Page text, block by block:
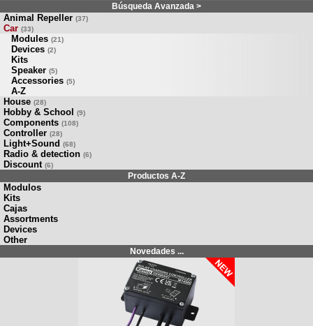
Búsqueda Avanzada >
Animal Repeller (37)
Car (33)
Modules (21)
Devices (2)
Kits
Speaker (5)
Accessories (5)
A-Z
House (28)
Hobby & School (9)
Components (108)
Controller (28)
Light+Sound (68)
Radio & detection (6)
Discount (6)
Productos A-Z
Modulos
Kits
Cajas
Assortments
Devices
Other
Novedades ...